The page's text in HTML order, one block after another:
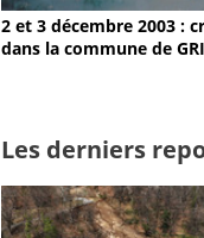
2 et 3 décembre 2003 :
dans la commune de
Les derniers